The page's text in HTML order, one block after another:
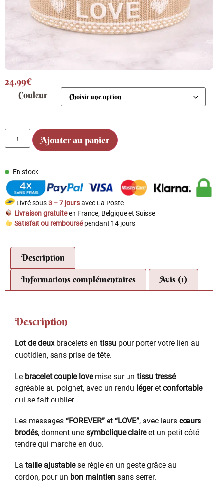
24.99€
Couleur
Ajouter au panier
En stock
Livré sous3 – 7 joursavec La Poste
Livraison gratuiteen France, Belgique et Suisse
Satisfait ou remboursépendant 14 jours
Description
Informations complémentaires Avis (1)
Description
Lot de deuxbracelets en tissu pour porter votre lien au
quotidien, sans prise de tête.
Le bracelet couple lovemise sur un tissu tressé
agréable au poignet, avec un rendu légeret confortable
qui se fait oublier.
Les messages “FOREVER” et “LOVE”, avec leurs cœurs
brodés, donnent une symbolique claireet un petit côté
tendre qui marche en duo.
La taille ajustablese règle en un geste grâce au
cordon, pour un bon maintien sans serrer.